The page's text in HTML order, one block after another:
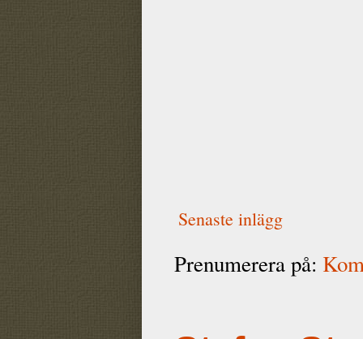
Senaste inlägg
Prenumerera på: